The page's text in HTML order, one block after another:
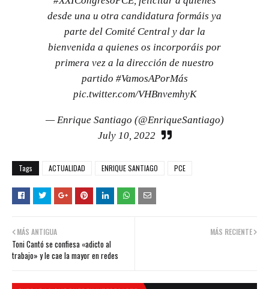
desde una u otra candidatura formáis ya
parte del Comité Central y dar la
bienvenida a quienes os incorporáis por
primera vez a la dirección de nuestro
partido #VamosAPorMás
pic.twitter.com/VHBnvemhyK
— Enrique Santiago (@EnriqueSantiago)
July 10, 2022
Tags ACTUALIDAD ENRIQUE SANTIAGO PCE
MÁS RECIENTE
MÁS ANTIGUA
Toni Cantó se confiesa «adicto al
trabajo» y le cae la mayor en redes